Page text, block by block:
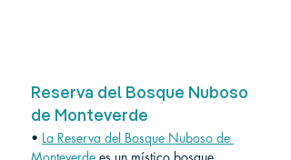
Reserva del Bosque Nuboso
de Monteverde
• La Reserva del Bosque Nuboso de